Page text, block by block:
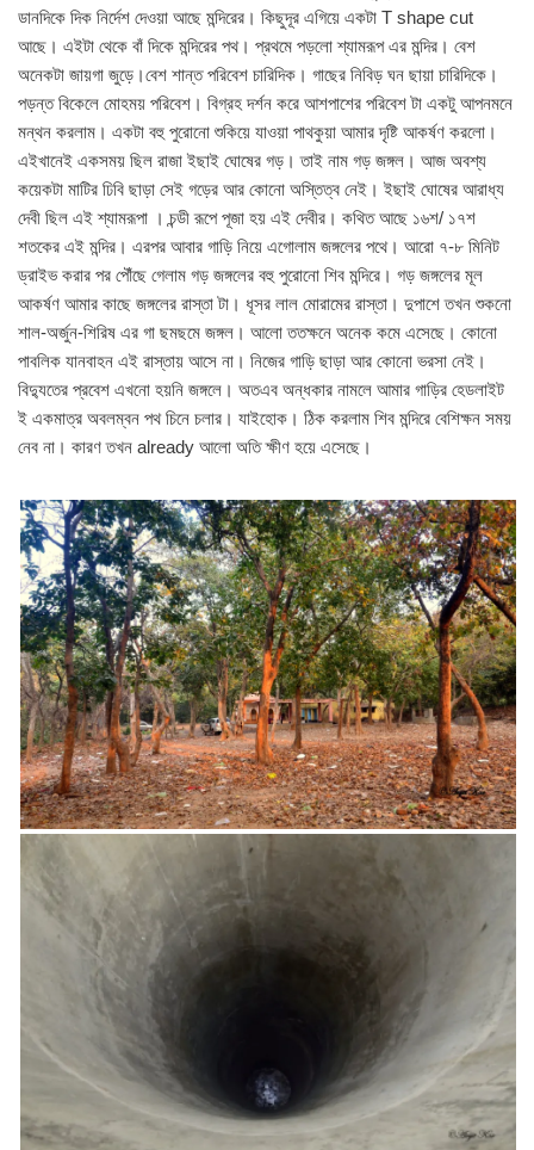
ডানদিকে দিক নির্দেশ দেওয়া আছে মন্দিরের। কিছুদূর এগিয়ে একটা T shape cut
আছে। এইটা থেকে বাঁ দিকে মন্দিরের পথ। প্রথমে পড়লো শ্যামরূপ এর মন্দির। বেশ
অনেকটা জায়গা জুড়ে।বেশ শান্ত পরিবেশ চারিদিক। গাছের নিবিড় ঘন ছায়া চারিদিকে।
পড়ন্ত বিকেলে মোহময় পরিবেশ। বিগ্রহ দর্শন করে আশপাশের পরিবেশ টা একটু আপনমনে
মন্থন করলাম। একটা বহু পুরোনো শুকিয়ে যাওয়া পাথকুয়া আমার দৃষ্টি আকর্ষণ করলো।
এইখানেই একসময় ছিল রাজা ইছাই ঘোষের গড়। তাই নাম গড় জঙ্গল। আজ অবশ্য
কয়েকটা মাটির ঢিবি ছাড়া সেই গড়ের আর কোনো অস্তিত্ব নেই। ইছাই ঘোষের আরাধ্য
দেবী ছিল এই শ্যামরূপা । চন্ডী রূপে পূজা হয় এই দেবীর। কথিত আছে ১৬শ/ ১৭শ
শতকের এই মন্দির। এরপর আবার গাড়ি নিয়ে এগোলাম জঙ্গলের পথে। আরো ৭-৮ মিনিট
ড্রাইভ করার পর পৌঁছে গেলাম গড় জঙ্গলের বহু পুরোনো শিব মন্দিরে। গড় জঙ্গলের মূল
আকর্ষণ আমার কাছে জঙ্গলের রাস্তা টা। ধূসর লাল মোরামের রাস্তা। দুপাশে তখন শুকনো
শাল-অর্জুন-শিরিষ এর গা ছমছমে জঙ্গল। আলো ততক্ষনে অনেক কমে এসেছে। কোনো
পাবলিক যানবাহন এই রাস্তায় আসে না। নিজের গাড়ি ছাড়া আর কোনো ভরসা নেই।
বিদ্যুতের প্রবেশ এখনো হয়নি জঙ্গলে। অতএব অন্ধকার নামলে আমার গাড়ির হেডলাইট
ই একমাত্র অবলম্বন পথ চিনে চলার। যাইহোক। ঠিক করলাম শিব মন্দিরে বেশিক্ষন সময়
নেব না। কারণ তখন already আলো অতি ক্ষীণ হয়ে এসেছে।